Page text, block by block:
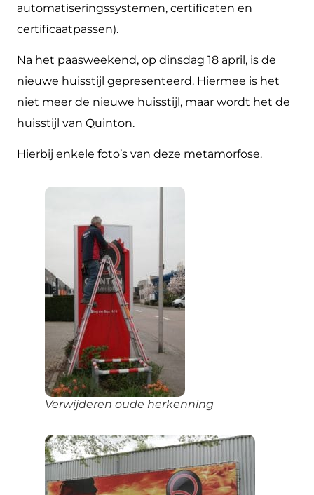
automatiseringssystemen, certificaten en
certificaatpassen).
Na het paasweekend, op dinsdag 18 april, is de
nieuwe huisstijl gepresenteerd. Hiermee is het
niet meer de nieuwe huisstijl, maar wordt het de
huisstijl van Quinton.
Hierbij enkele foto’s van deze metamorfose.
Verwijderen oude herkenning